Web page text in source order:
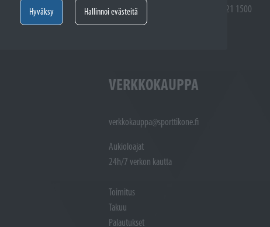
Hyväksy Hallinnoi evästeitä
Sijainti kartalla
Myynti : (02) 721 1500
VERKKOKAUPPA
verkkokauppa@sporttikone.fi
Aukioloajat
24h/7 verkon kautta
Toimitus
Takuu
Palautukset